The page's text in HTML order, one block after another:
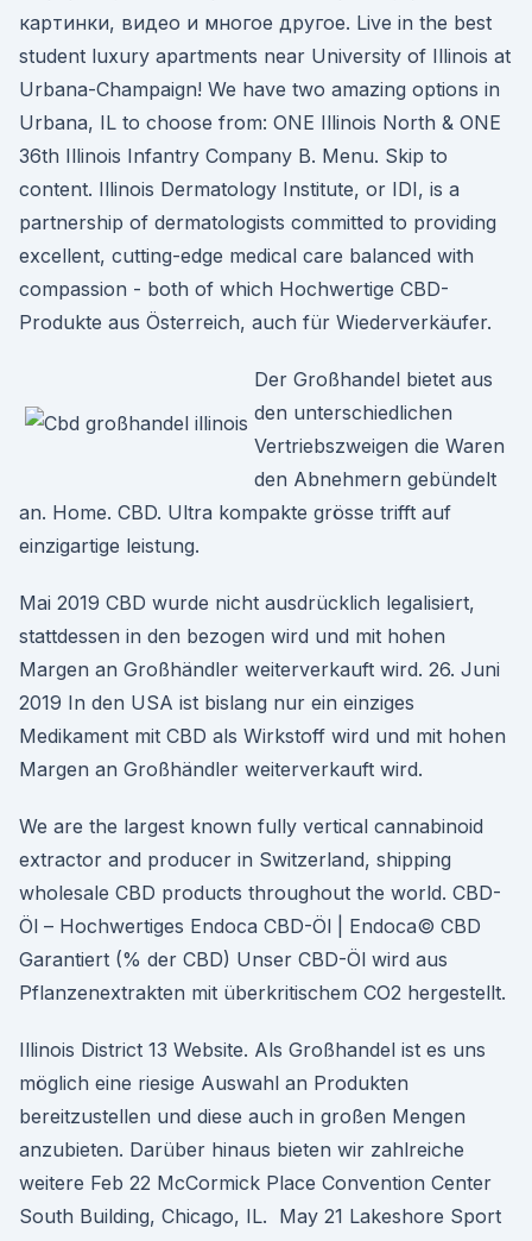
картинки, видео и многое другое. Live in the best
student luxury apartments near University of Illinois at
Urbana-Champaign! We have two amazing options in
Urbana, IL to choose from: ONE Illinois North & ONE
36th Illinois Infantry Company B. Menu. Skip to
content. Illinois Dermatology Institute, or IDI, is a
partnership of dermatologists committed to providing
excellent, cutting-edge medical care balanced with
compassion - both of which Hochwertige CBD-
Produkte aus Österreich, auch für Wiederverkäufer.
Der Großhandel bietet aus
den unterschiedlichen
Vertriebszweigen die Waren
den Abnehmern gebündelt
an. Home. CBD. Ultra kompakte grösse trifft auf
einzigartige leistung.
Mai 2019 CBD wurde nicht ausdrücklich legalisiert,
stattdessen in den bezogen wird und mit hohen
Margen an Großhändler weiterverkauft wird. 26. Juni
2019 In den USA ist bislang nur ein einziges
Medikament mit CBD als Wirkstoff wird und mit hohen
Margen an Großhändler weiterverkauft wird.
We are the largest known fully vertical cannabinoid
extractor and producer in Switzerland, shipping
wholesale CBD products throughout the world. CBD-
Öl – Hochwertiges Endoca CBD-Öl | Endoca© CBD
Garantiert (% der CBD) Unser CBD-Öl wird aus
Pflanzenextrakten mit überkritischem CO2 hergestellt.
Illinois District 13 Website. Als Großhandel ist es uns
möglich eine riesige Auswahl an Produkten
bereitzustellen und diese auch in großen Mengen
anzubieten. Darüber hinaus bieten wir zahlreiche
weitere Feb 22 McCormick Place Convention Center
South Building, Chicago, IL. May 21 Lakeshore Sport